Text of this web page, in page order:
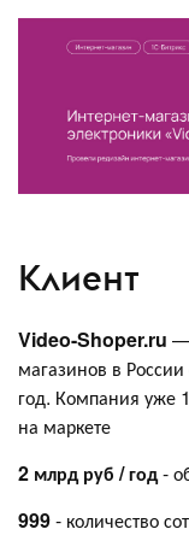
Клиент
Video-Shoper.ru —
магазинов в
год. Компания уже
на маркете
2 млрд руб / год-
999- количество